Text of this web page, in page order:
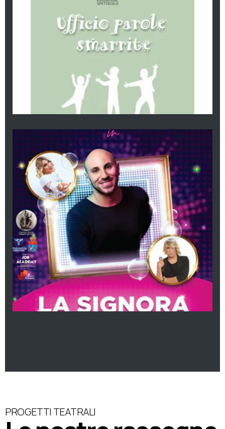
PROGETTI TEATRALI